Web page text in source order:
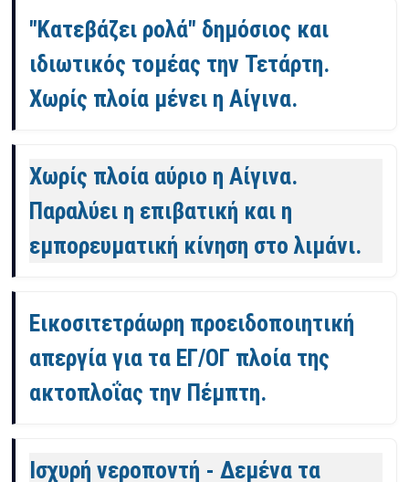
"Κατεβάζει ρολά" δημόσιος και
ιδιωτικός τομέας την Τετάρτη.
Χωρίς πλοία μένει η Αίγινα.
Χωρίς πλοία αύριο η Αίγινα.
Παραλύει η επιβατική και η
εμπορευματική κίνηση στο λιμάνι.
Εικοσιτετράωρη προειδοποιητική
απεργία για τα ΕΓ/ΟΓ πλοία της
ακτοπλοΐας την Πέμπτη.
Ισχυρή νεροποντή - Δεμένα τα